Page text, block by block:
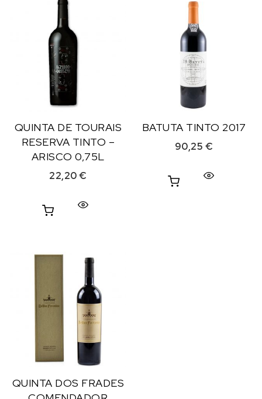
QUINTA DE TOURAIS
RESERVA TINTO –
ARISCO 0,75L
22,20€
BATUTA TINTO 2017
90,25 €
QUINTA DOS FRADES